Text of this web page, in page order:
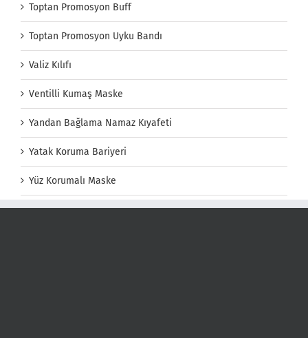
Toptan Promosyon Buff
Toptan Promosyon Uyku Bandı
Valiz Kılıfı
Ventilli Kumaş Maske
Yandan Bağlama Namaz Kıyafeti
Yatak Koruma Bariyeri
Yüz Korumalı Maske